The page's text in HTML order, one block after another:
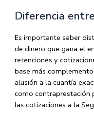
Diferencia
Es importante saber
de dinero que gana el
retenciones y
base más
alusión a la cuantía
como contraprestación
las cotizaciones a la